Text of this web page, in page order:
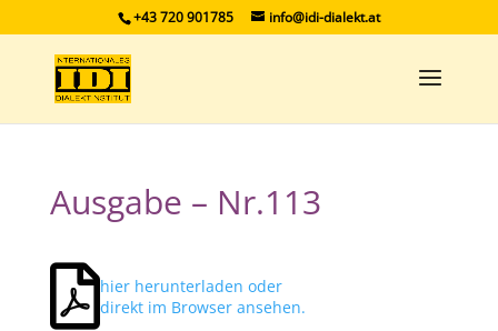
+43 720 901785 info@idi-dialekt.at
Ausgabe – Nr.113
hier herunterladen oder
direkt im Browser ansehen.